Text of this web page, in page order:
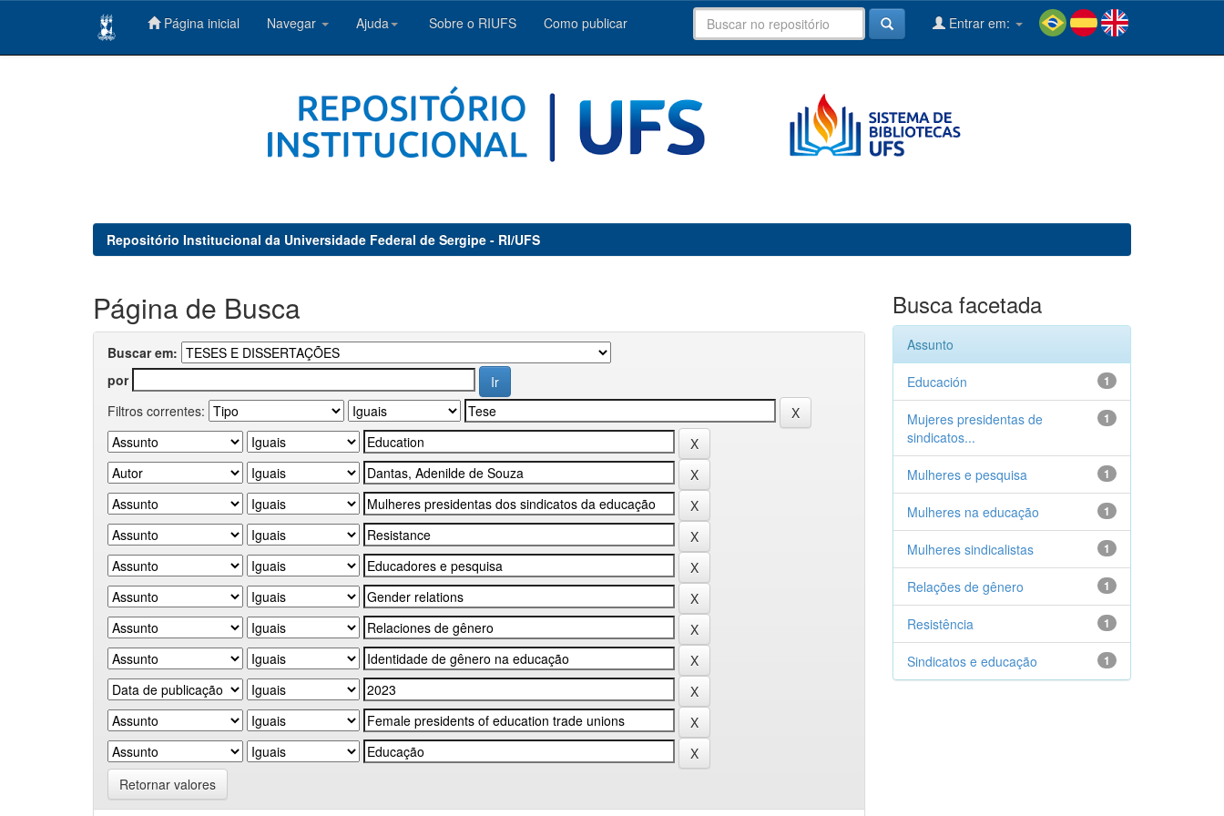
Página inicial Navegar Ajuda Sobre o RIUFS Como publicar Entrar em:
Repositório Institucional da Universidade Federal de Sergipe - RI/UFS
Página de Busca
Buscar em:
por
Filtros correntes:
Retornar valores
Busca facetada
Assunto
1
Educación
1
Mujeres presidentas de
sindicatos...
1
Mulheres e pesquisa
1
Mulheres na educação
1
Mulheres sindicalistas
1
Relações de gênero
1
Resistência
1
Sindicatos e educação